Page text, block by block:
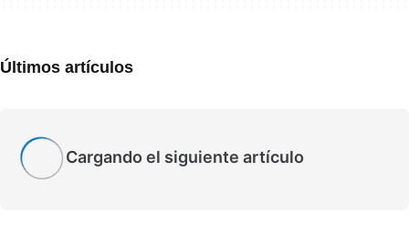
Últimos artículos
Cargando el siguiente artículo